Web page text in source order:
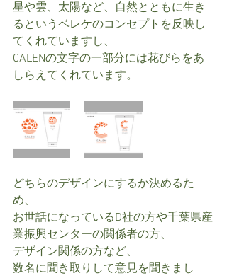
星や雲、太陽など、自然とともに生き
るというベレケのコンセプトを反映し
てくれていますし、
CALENの文字の一部分には花びらをあ
しらえてくれています。
どちらのデザインにするか決めるた
め、
お世話になっているD社の方や千葉県産
業振興センターの関係者の方、
デザイン関係の方など、
数名に聞き取りして意見を聞きまし